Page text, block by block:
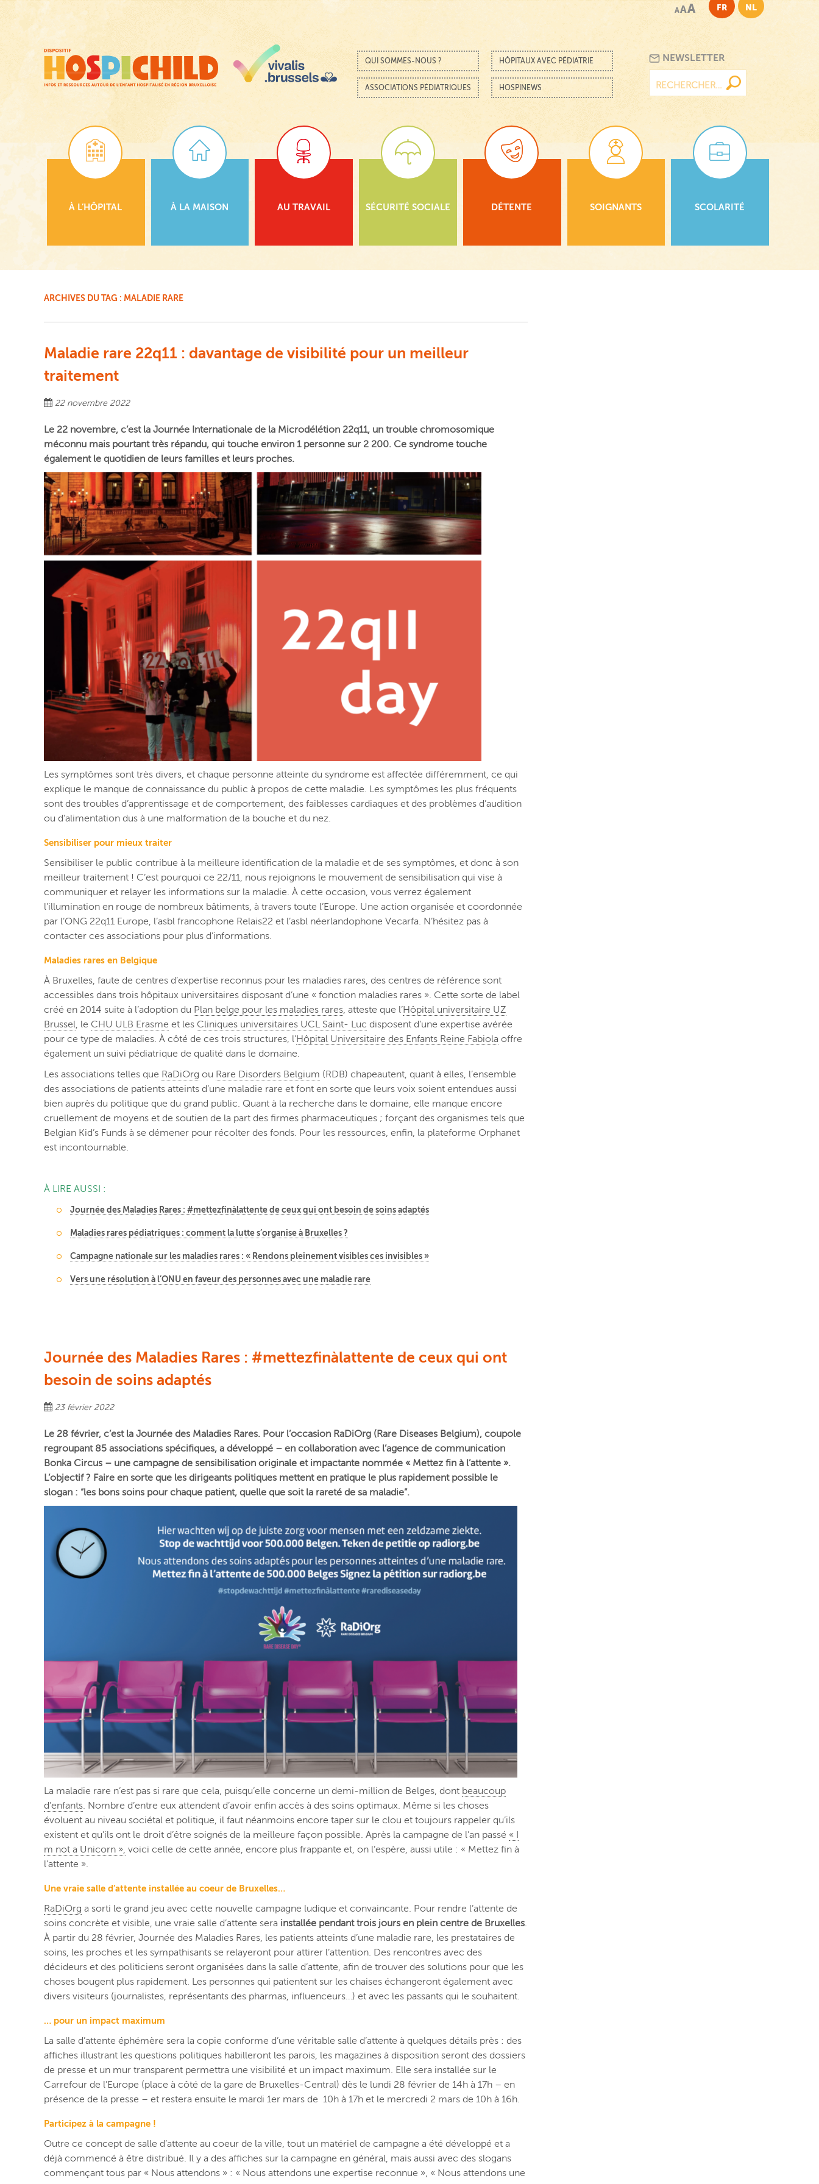
principal
AAA FR NL
Menu
Passer au contenu
QUI SOMMES-NOUS ? HÔPITAUX AVEC PÉDIATRIE
ASSOCIATIONS PÉDIATRIQUES HOSPINEWS
NEWSLETTER
À L’HÔPITAL À LA MAISON AU TRAVAIL SÉCURITÉ SOCIALE DÉTENTE SOIGNANTS SCOLARITÉ
ARCHIVES DU TAG : MALADIE RARE
Maladie rare 22q11 : davantage de visibilité pour un meilleur
traitement
22 novembre 2022
Le 22 novembre, c’est la Journée Internationale de la Microdélétion 22q11, un trouble chromosomique
méconnu mais pourtant très répandu, qui touche environ 1 personne sur 2 200. Ce syndrome touche
également le quotidien de leurs familles et leurs proches.
Les symptômes sont très divers, et chaque personne atteinte du syndrome est affectée différemment, ce qui
explique le manque de connaissance du public à propos de cette maladie. Les symptômes les plus fréquents
sont des troubles d’apprentissage et de comportement, des faiblesses cardiaques et des problèmes d’audition
ou d’alimentation dus à une malformation de la bouche et du nez.
Sensibiliser pour mieux traiter
Sensibiliser le public contribue à la meilleure identification de la maladie et de ses symptômes, et donc à son
meilleur traitement ! C’est pourquoi ce 22/11, nous rejoignons le mouvement de sensibilisation qui vise à
communiquer et relayer les informations sur la maladie. À cette occasion, vous verrez également
l’illumination en rouge de nombreux bâtiments, à travers toute l’Europe. Une action organisée et coordonnée
par l’ONG 22q11 Europe, l’asbl francophone Relais22 et l’asbl néerlandophone Vecarfa. N’hésitez pas à
contacter ces associations pour plus d’informations.
Maladies rares en Belgique
À Bruxelles, faute de centres d’expertise reconnus pour les maladies rares, des centres de référence sont
accessibles dans trois hôpitaux universitaires disposant d’une « fonction maladies rares ». Cette sorte de label
créé en 2014 suite à l’adoption du Plan belge pour les maladies rares, atteste que l’Hôpital universitaire UZ
Brussel, le CHU ULB Erasme et les Cliniques universitaires UCL Saint- Luc disposent d’une expertise avérée
pour ce type de maladies. À côté de ces trois structures, l’Hôpital Universitaire des Enfants Reine Fabiola offre
également un suivi pédiatrique de qualité dans le domaine.
Les associations telles que RaDiOrg ou Rare Disorders Belgium (RDB) chapeautent, quant à elles, l’ensemble
des associations de patients atteints d’une maladie rare et font en sorte que leurs voix soient entendues aussi
bien auprès du politique que du grand public. Quant à la recherche dans le domaine, elle manque encore
cruellement de moyens et de soutien de la part des firmes pharmaceutiques ; forçant des organismes tels que
Belgian Kid’s Funds à se démener pour récolter des fonds. Pour les ressources, enfin, la plateforme Orphanet
est incontournable.
À LIRE AUSSI :
Journée des Maladies Rares : #mettezfinàlattente de ceux qui ont besoin de soins adaptés
Maladies rares pédiatriques : comment la lutte s’organise à Bruxelles ?
Campagne nationale sur les maladies rares : « Rendons pleinement visibles ces invisibles »
Vers une résolution à l’ONU en faveur des personnes avec une maladie rare
Journée des Maladies Rares : #mettezfinàlattente de ceux qui ont
besoin de soins adaptés
23 février 2022
Le 28 février, c’est la Journée des Maladies Rares. Pour l’occasion RaDiOrg (Rare Diseases Belgium), coupole
regroupant 85 associations spécifiques, a développé – en collaboration avec l’agence de communication
Bonka Circus – une campagne de sensibilisation originale et impactante nommée « Mettez fin à l’attente ».
L’objectif ? Faire en sorte que les dirigeants politiques mettent en pratique le plus rapidement possible le
slogan : “les bons soins pour chaque patient, quelle que soit la rareté de sa maladie”.
La maladie rare n’est pas si rare que cela, puisqu’elle concerne un demi-million de Belges, dont beaucoup
d’enfants. Nombre d’entre eux attendent d’avoir enfin accès à des soins optimaux. Même si les choses
évoluent au niveau sociétal et politique, il faut néanmoins encore taper sur le clou et toujours rappeler qu’ils
existent et qu’ils ont le droit d’être soignés de la meilleure façon possible. Après la campagne de l’an passé « I
m not a Unicorn », voici celle de cette année, encore plus frappante et, on l’espère, aussi utile : « Mettez fin à
l’attente ».
Une vraie salle d’attente installée au coeur de Bruxelles…
RaDiOrg a sorti le grand jeu avec cette nouvelle campagne ludique et convaincante. Pour rendre l’attente de
soins concrète et visible, une vraie salle d’attente sera installée pendant trois jours en plein centre de Bruxelles.
À partir du 28 février, Journée des Maladies Rares, les patients atteints d’une maladie rare, les prestataires de
soins, les proches et les sympathisants se relayeront pour attirer l’attention. Des rencontres avec des
décideurs et des politiciens seront organisées dans la salle d’attente, afin de trouver des solutions pour que les
choses bougent plus rapidement. Les personnes qui patientent sur les chaises échangeront également avec
divers visiteurs (journalistes, représentants des pharmas, influenceurs…) et avec les passants qui le souhaitent.
… pour un impact maximum
La salle d’attente éphémère sera la copie conforme d’une véritable salle d’attente à quelques détails près : des
affiches illustrant les questions politiques habilleront les parois, les magazines à disposition seront des dossiers
de presse et un mur transparent permettra une visibilité et un impact maximum. Elle sera installée sur le
Carrefour de l’Europe (place à côté de la gare de Bruxelles-Central) dès le lundi 28 février de 14h à 17h – en
présence de la presse – et restera ensuite le mardi 1er mars de 10h à 17h et le mercredi 2 mars de 10h à 16h.
Participez à la campagne !
Outre ce concept de salle d’attente au coeur de la ville, tout un matériel de campagne a été développé et a
déjà commencé à être distribué. Il y a des affiches sur la campagne en général, mais aussi avec des slogans
commençant tous par « Nous attendons » : « Nous attendons une expertise reconnue », « Nous attendons une